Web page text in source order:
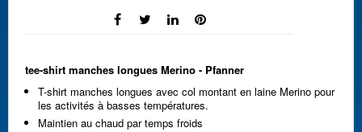
tee-shirt manches longues Merino - Pfanner
T-shirt manches longues avec col montant en laine Merino pour
les activités à basses températures.
Maintien au chaud par temps froids